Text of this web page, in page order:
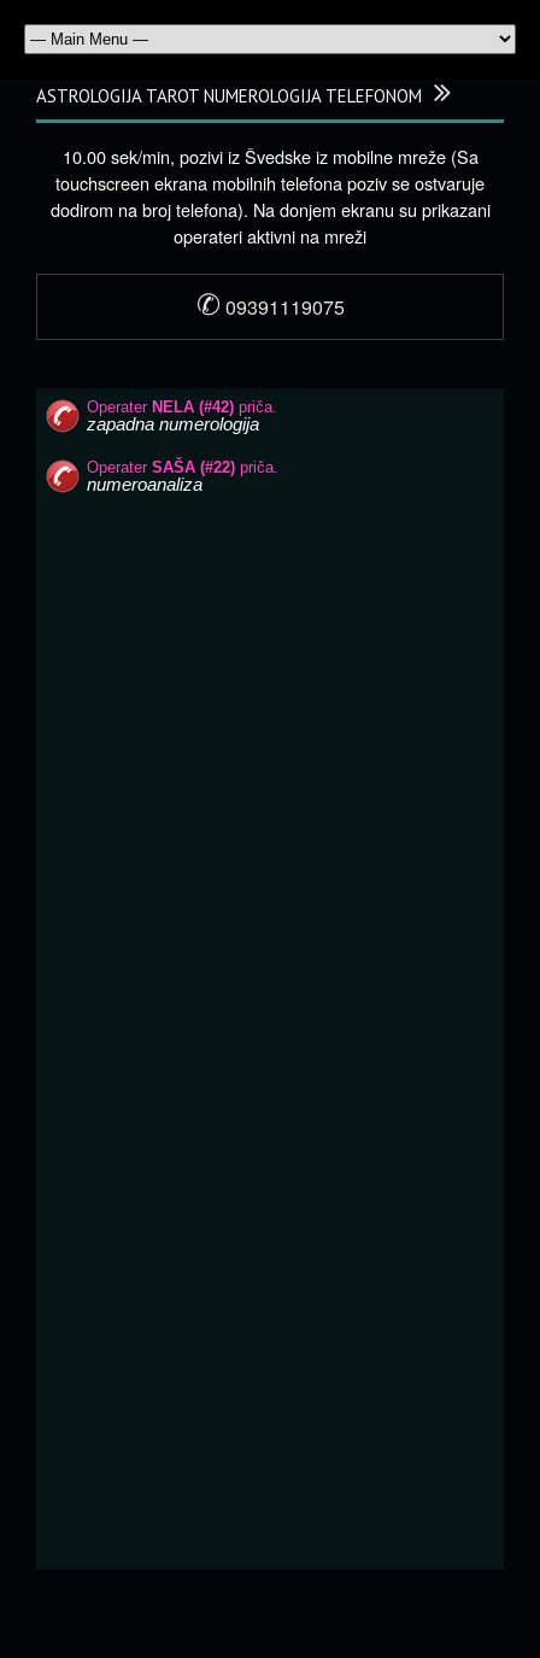
ASTROLOGIJA TAROT NUMEROLOGIJA TELEFONOM
10.00 sek/min, pozivi iz Švedske iz mobilne mreže (Sa
touchscreen ekrana mobilnih telefona poziv se ostvaruje
dodirom na broj telefona). Na donjem ekranu su prikazani
operateri aktivni na mreži
✆ 09391119075